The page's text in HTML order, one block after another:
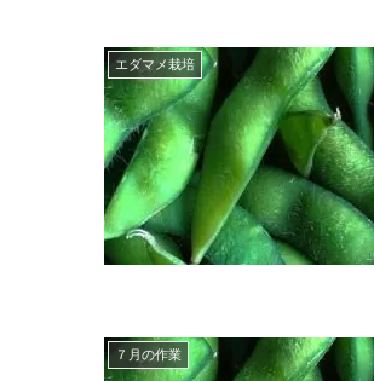
エダマメ栽培
７月の作業